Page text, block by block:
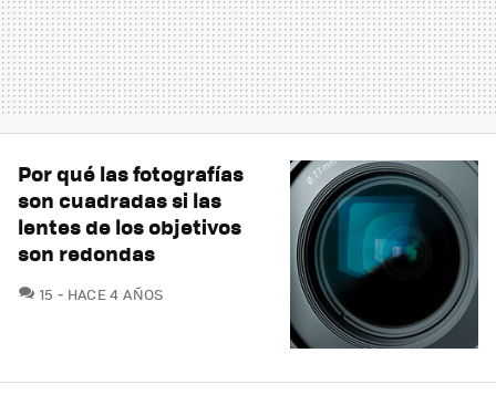
Por qué las fotografías
son cuadradas si las
lentes de los objetivos
son redondas
15 COMENTARIOS
HACE 4 AÑOS